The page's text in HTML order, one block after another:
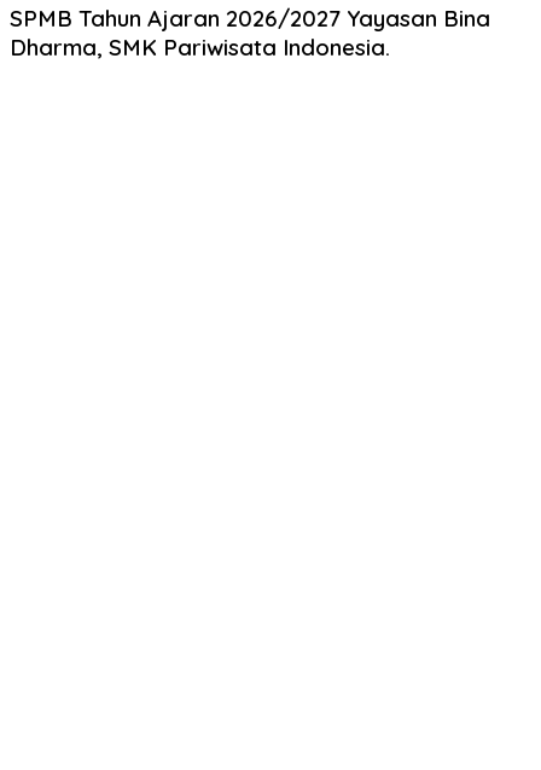
SPMB Tahun Ajaran 2026/2027 Yayasan Bina
Dharma, SMK Pariwisata Indonesia.